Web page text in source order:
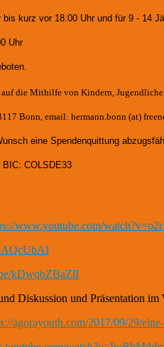
bis kurz vor 18.00 Uhr und für 9 - 14
Uhr
die Mithilfe von Kindern,
Bonn, email: hermann.bonn (at)
eine Spendenquittung
COLSDE33
www.youtube.com/
kDwqbZBaZlI
Diskussion und Präsentation im
agorayouth.com/2017/09/29/